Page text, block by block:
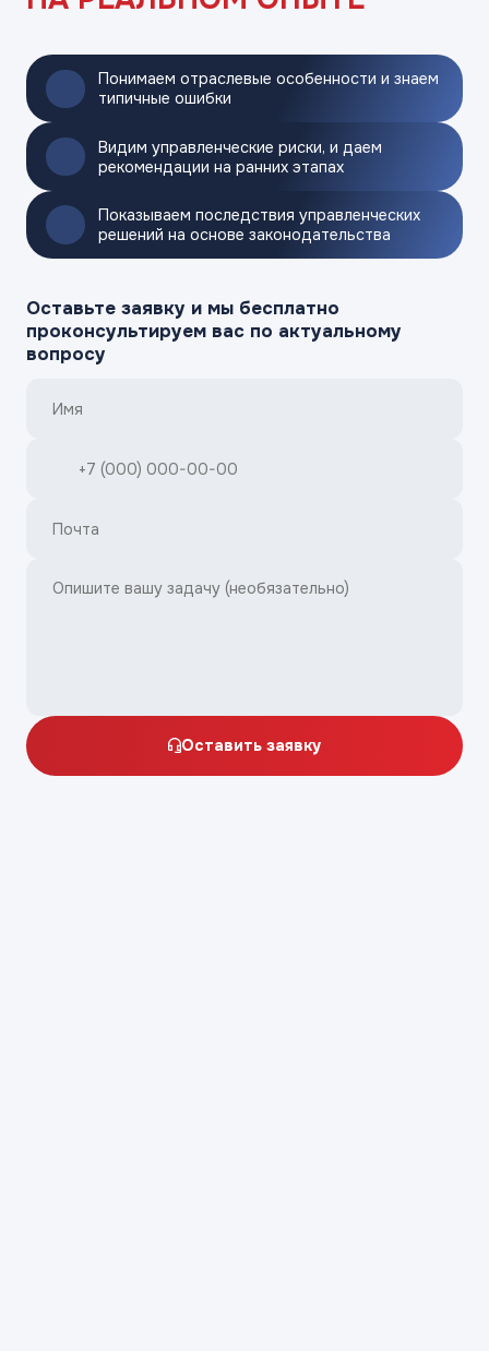
Понимаем отраслевые особенности и знаем
типичные ошибки
Видим управленческие риски, и даем
рекомендации на ранних этапах
Показываем последствия управленческих
решений на основе законодательства
Оставьте заявку и мы бесплатно
проконсультируем вас по актуальному
вопросу
Оставить заявку